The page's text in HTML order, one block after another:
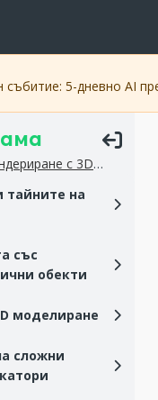
5-дневно AI
с 3DS MAX
на
със
обекти
моделиране
сложни